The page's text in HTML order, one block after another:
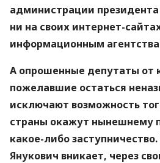
администрации
ни на своих интернет-
информационным
А опрошенные депутаты от
пожелавшие остаться
исключают возможность
страны окажут нынешнему
какое-либо
Янукович вникает, через